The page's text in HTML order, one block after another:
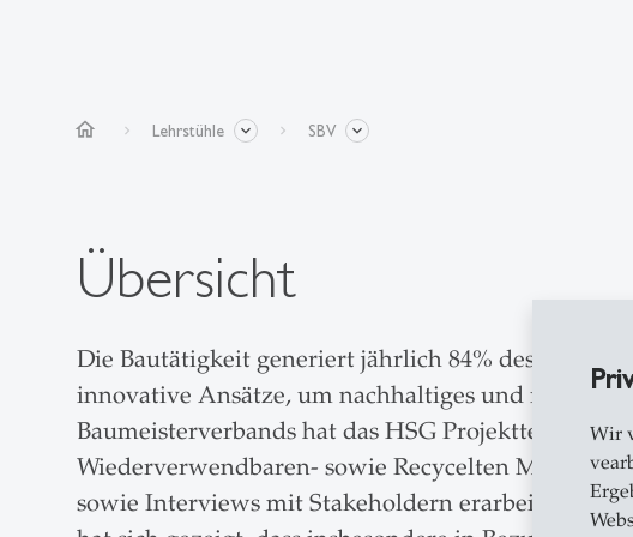
Wir
home Lehrstühle SBV
Übersicht
Die Bautätigkeit generiert jährlich 84% des
innovative Ansätze, um nachhaltiges und
Baumeisterverbands hat das HSG Projektteam
Wiederverwendbaren- sowie Recycelten
sowie Interviews mit Stakeholdern erarbeitet,